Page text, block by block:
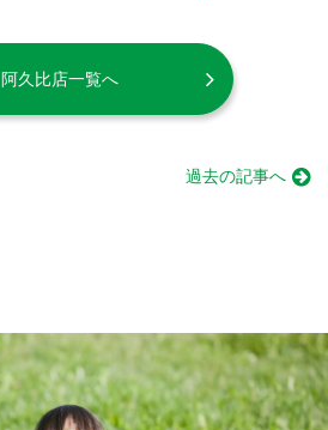
阿久比店一覧へ
過去の記事へ